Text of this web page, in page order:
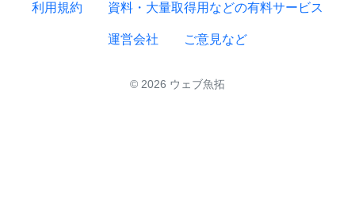
利用規約 資料・大量取得用などの有料サービス
運営会社 ご意見など
© 2026 ウェブ魚拓